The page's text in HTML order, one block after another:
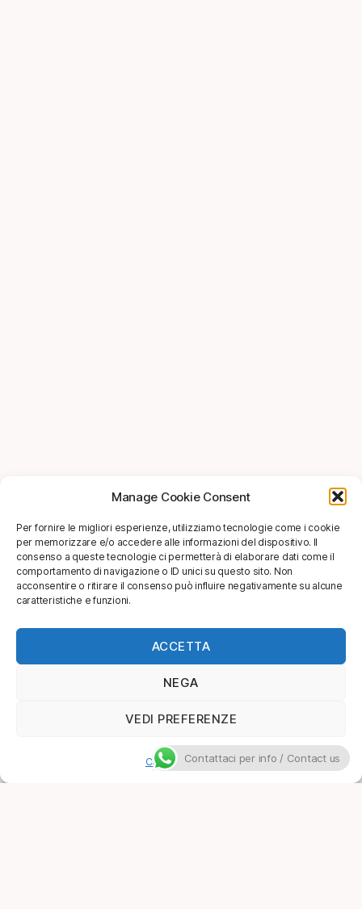
Manage Cookie Consent
Per fornire le migliori esperienze, utilizziamo tecnologie come i cookie
per memorizzare e/o accedere alle informazioni del dispositivo. Il
consenso a queste tecnologie ci permetterà di elaborare dati come il
comportamento di navigazione o ID unici su questo sito. Non
acconsentire o ritirare il consenso può influire negativamente su alcune
caratteristiche e funzioni.
ACCETTA
NEGA
VEDI PREFERENZE
Cookie PolicyContattaci per info / Contact us